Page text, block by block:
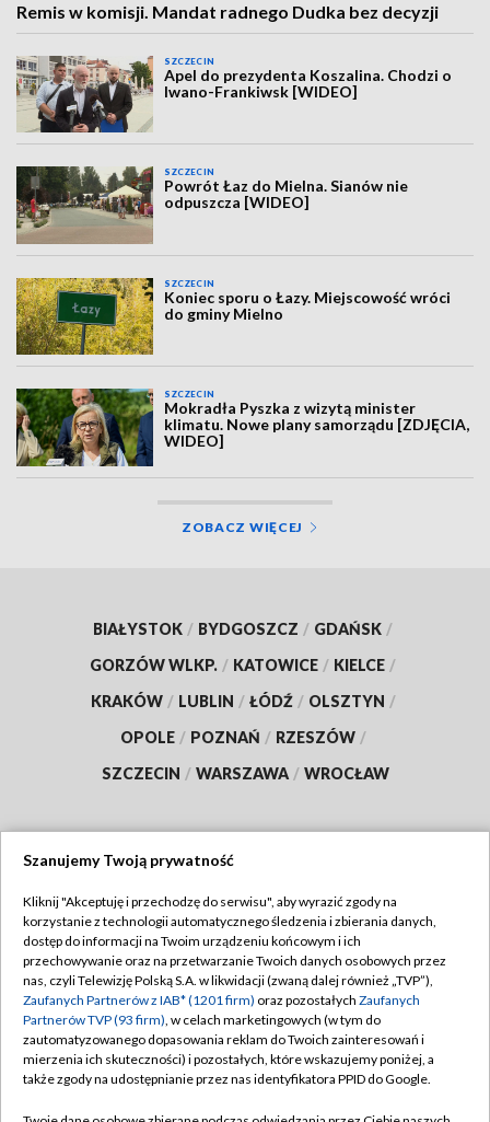
Remis w komisji. Mandat radnego Dudka bez decyzji
SZCZECIN
Apel do prezydenta Koszalina. Chodzi o
Iwano-Frankiwsk [WIDEO]
SZCZECIN
Powrót Łaz do Mielna. Sianów nie
odpuszcza [WIDEO]
SZCZECIN
Koniec sporu o Łazy. Miejscowość wróci
do gminy Mielno
SZCZECIN
Mokradła Pyszka z wizytą minister
klimatu. Nowe plany samorządu [ZDJĘCIA,
WIDEO]
ZOBACZ WIĘCEJ
BIAŁYSTOK / BYDGOSZCZ / GDAŃSK /
GORZÓW WLKP. / KATOWICE / KIELCE /
KRAKÓW / LUBLIN / ŁÓDŹ / OLSZTYN /
OPOLE / POZNAŃ / RZESZÓW /
SZCZECIN / WARSZAWA / WROCŁAW
TVP
Abonament TVP
Emisja w TVP
Centrum informacji TVP
Naziemna Telewizja Cyfrowa
Regulamin TVP
Polityka prywatności
Moje zgody
Pomoc
Szanujemy Twoją prywatność
Kliknij "Akceptuję i przechodzę do serwisu", aby wyrazić zgody na
korzystanie z technologii automatycznego śledzenia i zbierania danych,
dostęp do informacji na Twoim urządzeniu końcowym i ich
przechowywanie oraz na przetwarzanie Twoich danych osobowych przez
nas, czyli Telewizję Polską S.A. w likwidacji (zwaną dalej również „TVP”),
Zaufanych Partnerów z IAB* (1201 firm) oraz pozostałych Zaufanych
Partnerów TVP (93 firm), w celach marketingowych (w tym do
zautomatyzowanego dopasowania reklam do Twoich zainteresowań i
mierzenia ich skuteczności) i pozostałych, które wskazujemy poniżej, a
także zgody na udostępnianie przez nas identyfikatora PPID do Google.